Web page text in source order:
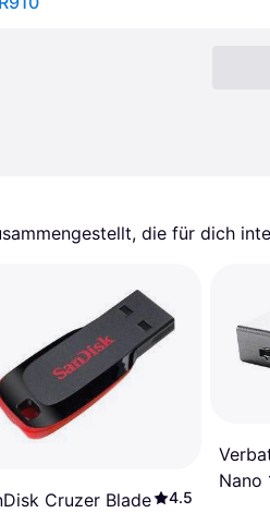
die für dich
Cruzer Blade
4.5
Nano